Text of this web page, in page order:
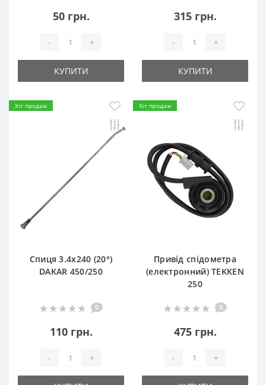
50 грн.
- +
КУПИТИ
315 грн.
- +
КУПИТИ
Хіт продаж
Спиця 3.4х240 (20°)
DAKAR 450/250
0
110 грн.
- +
Хіт продаж
Привід спідометра
(електронний) TEKKEN
250
0
475 грн.
- +